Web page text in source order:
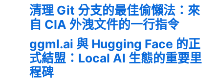
清理 Git 分支的最佳偷懶法：來
自 CIA 外洩文件的一行指令
ggml.ai 與 Hugging Face 的正
式結盟：Local AI 生態的重要里
程碑